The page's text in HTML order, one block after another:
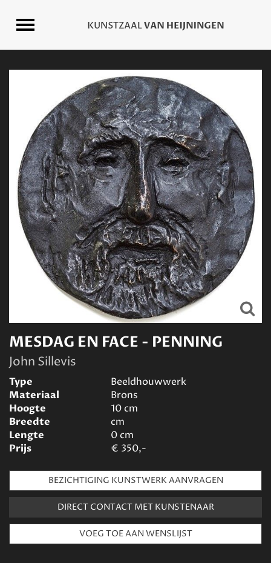
MESDAG EN FACE - PENNING
John Sillevis
Type
Beeldhouwwerk
Materiaal
Brons
Hoogte
10cm
Breedte
cm
Lengte
0cm
Prijs
€ 350,-
BEZICHTIGING KUNSTWERK AANVRAGEN
DIRECT CONTACT MET KUNSTENAAR